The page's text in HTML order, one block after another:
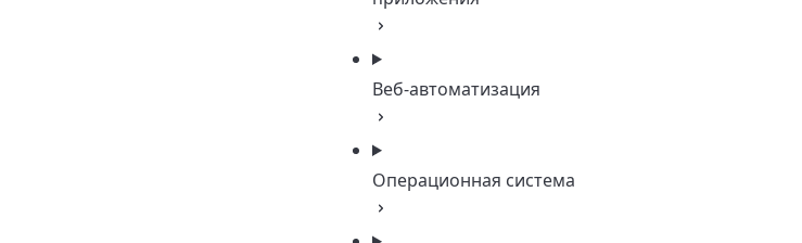
Веб-автоматизация
Операционная система